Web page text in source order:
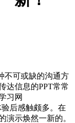
不可或缺的沟通方
达信息的PPT常常
习网
后感触颇多。在
演示焕然一新的。